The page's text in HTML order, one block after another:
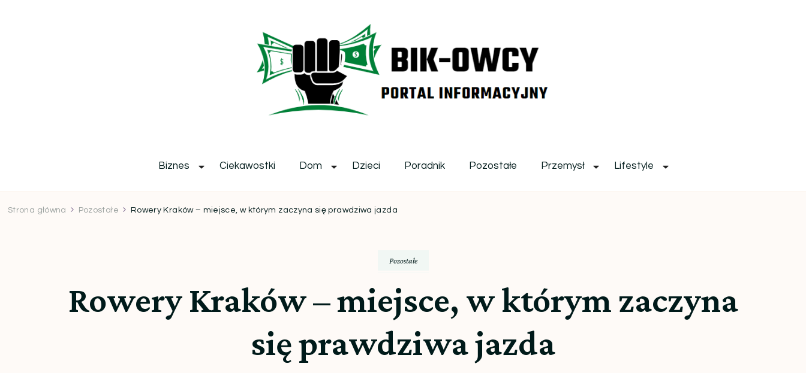
Biznes Ciekawostki Dom Dzieci Poradnik Pozostałe Przemysł Lifestyle
Strona główna Pozostałe Rowery Kraków – miejsce, w którym zaczyna się prawdziwa jazda
Pozostałe
Rowery Kraków – miejsce, w którym zaczyna
się prawdziwa jazda